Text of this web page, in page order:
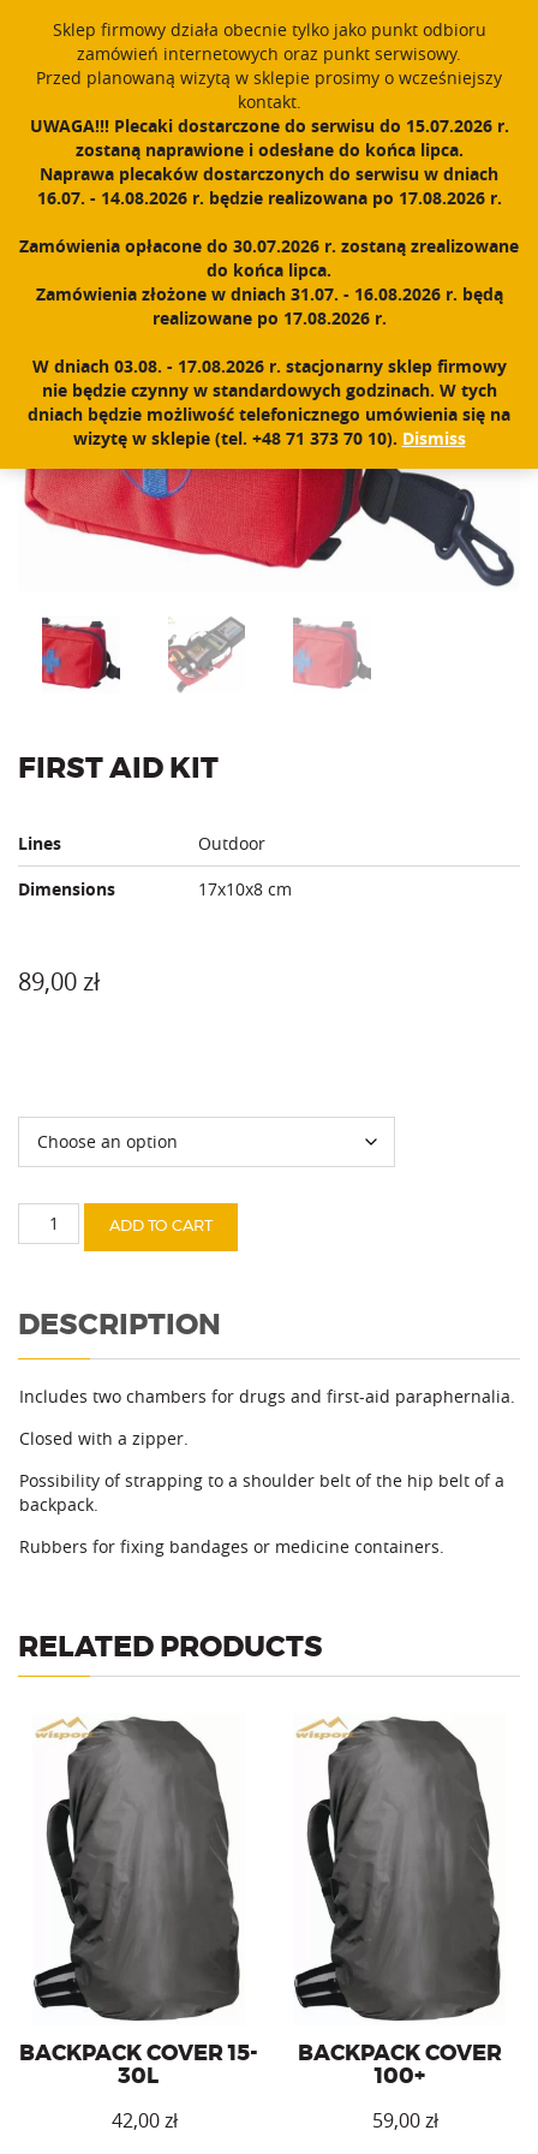
PROUDLY MADE IN POLAND SINCE 1984 English
Register Sign In 0
o
g
l
n
i
g
a
t
n
Home|Shop|Accessories|First aid kit and pods| First aid kit
FIRST AID KIT
Lines
Outdoor
Dimensions
17x10x8 cm
89,00zł
ADD TO CART
DESCRIPTION
Includes two chambers for drugs and first-aid paraphernalia.
Closed with a zipper.
Possibility of strapping to a shoulder belt of the hip belt of a
backpack.
Rubbers for fixing bandages or medicine containers.
RELATED PRODUCTS
Backpack cover for 15-30l
backpack.
BACKPACK COVER 15-
30L
zł
Backpack cover for a
backpack with a capacity of
over 100l.
BACKPACK COVER
100+
zł
Sklep firmowy działa obecnie tylko jako punkt odbioru
zamówień internetowych oraz punkt serwisowy.
Przed planowaną wizytą w sklepie prosimy o wcześniejszy
kontakt.
UWAGA!!! Plecaki dostarczone do serwisu do 15.07.2026 r.
zostaną naprawione i odesłane do końca lipca.
Naprawa plecaków dostarczonych do serwisu w dniach
16.07. - 14.08.2026 r. będzie realizowana po 17.08.2026 r.
Zamówienia opłacone do 30.07.2026 r. zostaną zrealizowane
do końca lipca.
Zamówienia złożone w dniach 31.07. - 16.08.2026 r. będą
realizowane po 17.08.2026 r.
W dniach 03.08. - 17.08.2026 r. stacjonarny sklep firmowy
nie będzie czynny w standardowych godzinach. W tych
dniach będzie możliwość telefonicznego umówienia się na
wizytę w sklepie (tel. +48 71 373 70 10). Dismiss